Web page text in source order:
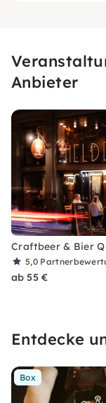
Anbieter
Craftbeer & Bier
5,0
ab 55 €
Entdecke
Box